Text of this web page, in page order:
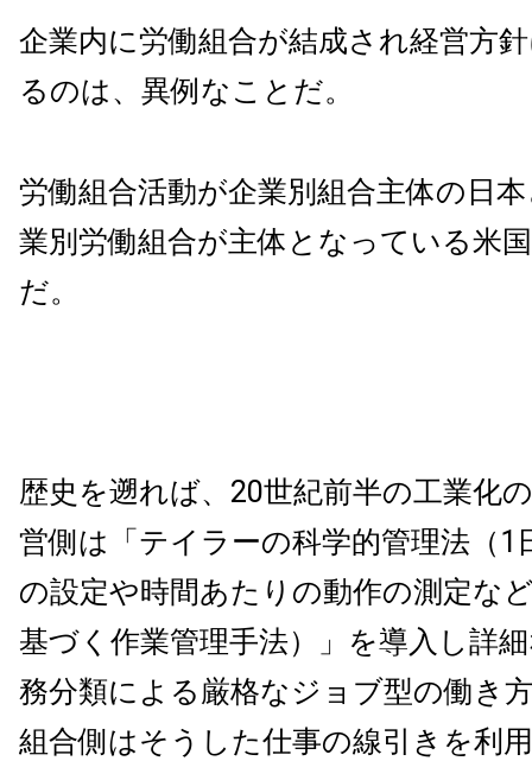
企業内に労働組合が結成され経営方
るのは、異例なことだ。
労働組合活動が企業別組合主体の日
業別労働組合が主体となっている米
だ。
歴史を遡れば、20世紀前半の工業化
営側は「テイラーの科学的管理法（1
の設定や時間あたりの動作の測定な
基づく作業管理手法）」を導入し詳
務分類による厳格なジョブ型の働き
組合側はそうした仕事の線引きを利